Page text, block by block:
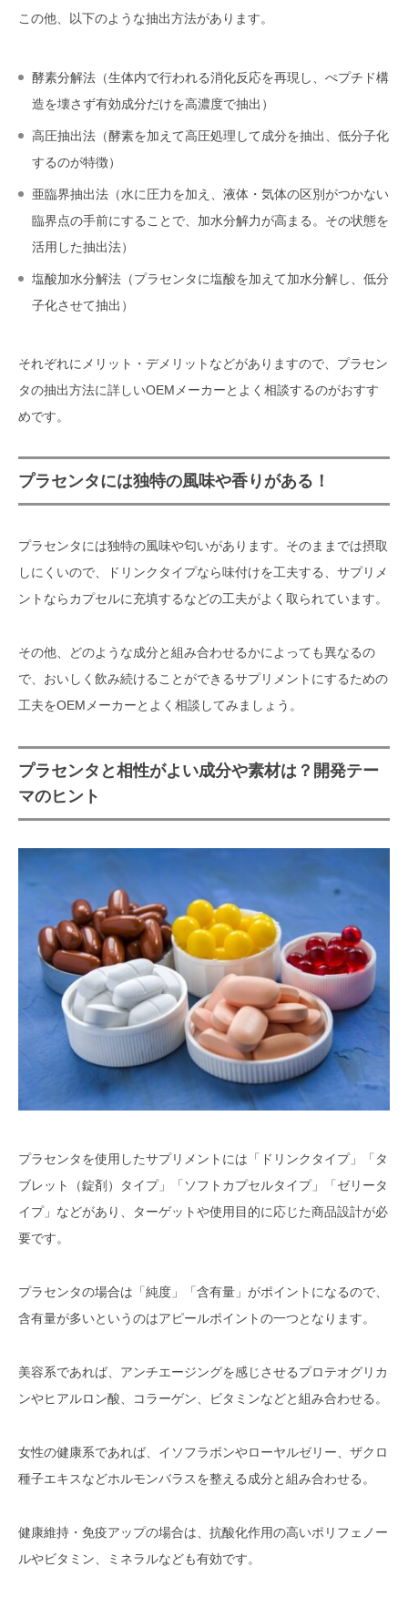
この他、以下のような抽出方法があります。
酵素分解法（生体内で行われる消化反応を再現し、ぺプチド構
造を壊さず有効成分だけを高濃度で抽出）
高圧抽出法（酵素を加えて高圧処理して成分を抽出、低分子化
するのが特徴）
亜臨界抽出法（水に圧力を加え、液体・気体の区別がつかない
臨界点の手前にすることで、加水分解力が高まる。その状態を
活用した抽出法）
塩酸加水分解法（プラセンタに塩酸を加えて加水分解し、低分
子化させて抽出）
それぞれにメリット・デメリットなどがありますので、プラセン
タの抽出方法に詳しいOEMメーカーとよく相談するのがおすす
めです。
プラセンタには独特の風味や香りがある！
プラセンタには独特の風味や匂いがあります。そのままでは摂取
しにくいので、ドリンクタイプなら味付けを工夫する、サプリメ
ントならカプセルに充填するなどの工夫がよく取られています。
その他、どのような成分と組み合わせるかによっても異なるの
で、おいしく飲み続けることができるサプリメントにするための
工夫をOEMメーカーとよく相談してみましょう。
プラセンタと相性がよい成分や素材は？開発テー
マのヒント
プラセンタを使用したサプリメントには「ドリンクタイプ」「タ
ブレット（錠剤）タイプ」「ソフトカプセルタイプ」「ゼリータ
イプ」などがあり、ターゲットや使用目的に応じた商品設計が必
要です。
プラセンタの場合は「純度」「含有量」がポイントになるので、
含有量が多いというのはアピールポイントの一つとなります。
美容系であれば、アンチエージングを感じさせるプロテオグリカ
ンやヒアルロン酸、コラーゲン、ビタミンなどと組み合わせる。
女性の健康系であれば、イソフラボンやローヤルゼリー、ザクロ
種子エキスなどホルモンバラスを整える成分と組み合わせる。
健康維持・免疫アップの場合は、抗酸化作用の高いポリフェノー
ルやビタミン、ミネラルなども有効です。